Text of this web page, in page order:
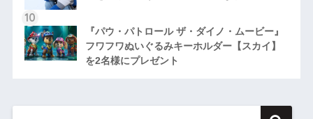
『パウ・パトロール ザ・ダイノ・ムービー』
フワフワぬいぐるみキーホルダー【スカイ】
を2名様にプレゼント